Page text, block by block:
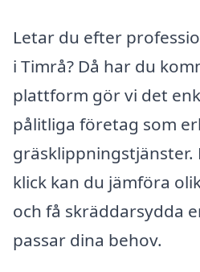
Letar du efter
i Timrå? Då har du
plattform gör vi det
pålitliga företag som
gräsklippningstjänster.
klick kan du jämföra
och få skräddarsydda
passar dina behov.